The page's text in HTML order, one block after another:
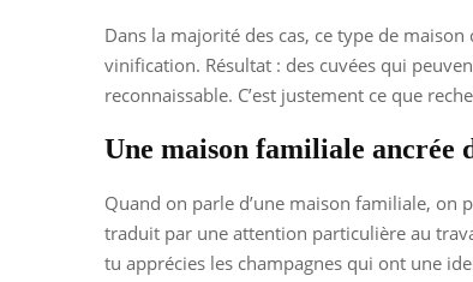
Dans la majorité des cas, ce type de
vinification. Résultat : des cuvées qui
reconnaissable. C’est justement ce que
Une maison familiale ancrée
Quand on parle d’une maison familiale, on
traduit par une attention particulière au
tu apprécies les champagnes qui ont une